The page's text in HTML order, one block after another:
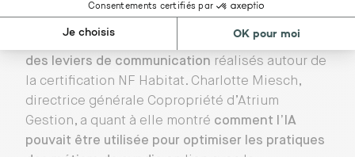
autour des audits, de faire un point sur les
dernières actualités réglementaires et unrappel
des leviers de communication réalisés autour de
la certification NF Habitat. Charlotte Miesch,
directrice générale Copropriété d’Atrium
Gestion, a quant à elle montré comment l’IA
pouvait être utilisée pour optimiser les pratiques